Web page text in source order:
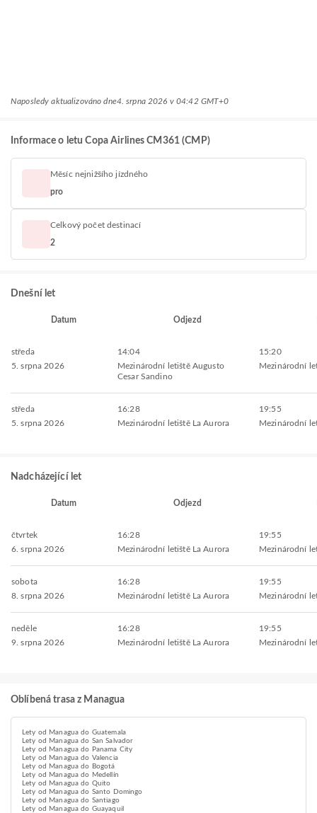
Naposledy aktualizováno dne4. srpna 2026 v 04:42 GMT+0
Informace o letu Copa Airlines CM361 (CMP)
Měsíc nejnižšího jízdného
pro
Celkový počet destinací
2
Dnešní let
Datum Odjezd
středa
5. srpna 2026
14:04
Mezinárodní letiště Augusto
Cesar Sandino
15:20
Mezinárodní
středa
5. srpna 2026
16:28
Mezinárodní letiště La Aurora
19:55
Mezinárodní
Nadcházející let
Datum Odjezd
čtvrtek
6. srpna 2026
16:28
Mezinárodní letiště La Aurora
19:55
Mezinárodní
sobota
8. srpna 2026
16:28
Mezinárodní letiště La Aurora
19:55
Mezinárodní
neděle
9. srpna 2026
16:28
Mezinárodní letiště La Aurora
19:55
Mezinárodní
Oblíbená trasa z Managua
Lety od Managua do Guatemala
Lety od Managua do San Salvador
Lety od Managua do Panama City
Lety od Managua do Valencia
Lety od Managua do Bogotá
Lety od Managua do Medellín
Lety od Managua do Quito
Lety od Managua do Santo Domingo
Lety od Managua do Santiago
Lety od Managua do Guayaquil